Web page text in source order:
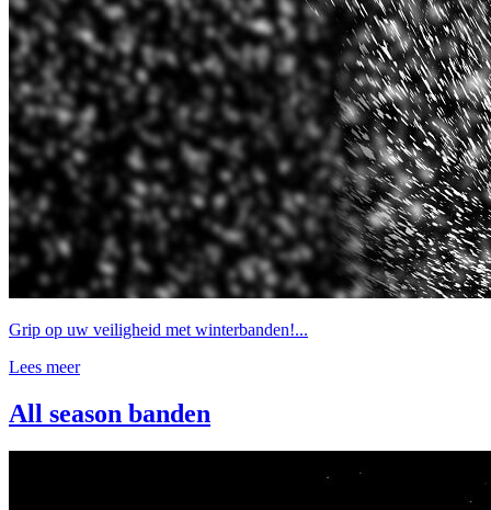
Grip op uw veiligheid met winterbanden!...
Lees meer
All season banden